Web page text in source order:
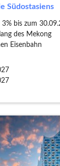
Südostasiens
bis zum
des Mekong
Eisenbahn